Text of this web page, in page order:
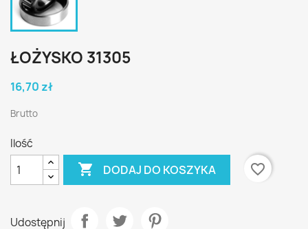
ŁOŻYSKO 31305
16,70 zł
Brutto
Ilość
 DODAJ DO KOSZYKA favorite_border
Udostępnij